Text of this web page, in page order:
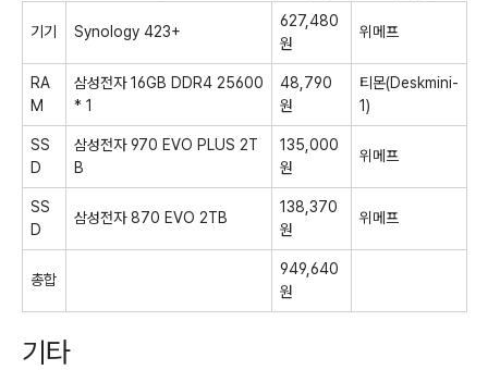
기기 Synology 423+
627,480
원
위메프
RA
M
삼성전자 16GB DDR4 25600
* 1
48,790
원
티몬(Deskmini-
1)
SS
D
삼성전자 970 EVO PLUS 2T
B
135,000
원
위메프
SS
D
삼성전자 870 EVO 2TB
138,370
원
위메프
총합
949,640
원
기타